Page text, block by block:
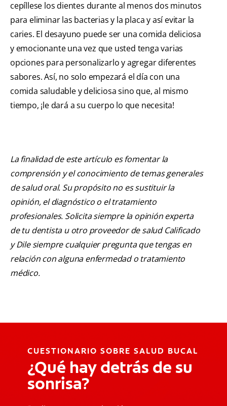
cepíllese los dientes durante al menos dos minutos
para eliminar las bacterias y la placa y así evitar la
caries. El desayuno puede ser una comida deliciosa
y emocionante una vez que usted tenga varias
opciones para personalizarlo y agregar diferentes
sabores. Así, no solo empezará el día con una
comida saludable y deliciosa sino que, al mismo
tiempo, ¡le dará a su cuerpo lo que necesita!
La finalidad de este artículo es fomentar la
comprensión y el conocimiento de temas generales
de salud oral. Su propósito no es sustituir la
opinión, el diagnóstico o el tratamiento
profesionales. Solicita siempre la opinión experta
de tu dentista u otro proveedor de salud Calificado
y Dile siempre cualquier pregunta que tengas en
relación con alguna enfermedad o tratamiento
médico.
CUESTIONARIO SOBRE SALUD BUCAL
¿Qué hay detrás de su
sonrisa?